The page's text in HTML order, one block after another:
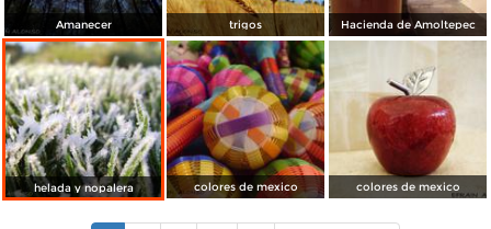
Amanecer trigos Hacienda de Amoltepec
helada y nopalera colores de mexico colores de mexico